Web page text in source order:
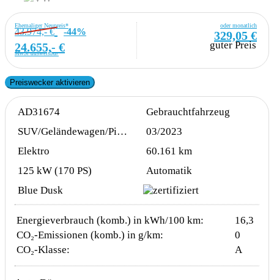
Ehemaliger Neupreis*
43.974,- € -44%
24.655,- €
MwSt ausweisbar
oder monatlich
329,05 €
guter Preis
Preiswecker aktivieren
AD31674
Gebrauchtfahrzeug
SUV/Geländewagen/Pickup
03/2023
Elektro
60.161 km
125 kW (170 PS)
Automatik
Blue Dusk
Energieverbrauch (komb.) in kWh/100 km:
16,3
CO₂-Emissionen (komb.) in g/km:
0
CO₂-Klasse:
A